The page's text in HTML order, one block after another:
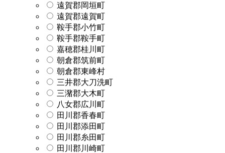
遠賀郡岡垣町
遠賀郡遠賀町
鞍手郡小竹町
鞍手郡鞍手町
嘉穂郡桂川町
朝倉郡筑前町
朝倉郡東峰村
三井郡大刀洗町
三潴郡大木町
八女郡広川町
田川郡香春町
田川郡添田町
田川郡糸田町
田川郡川崎町